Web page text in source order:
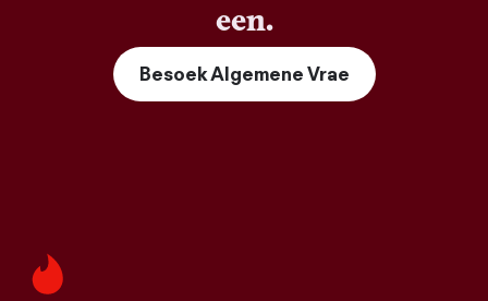
een.
Besoek Algemene Vrae